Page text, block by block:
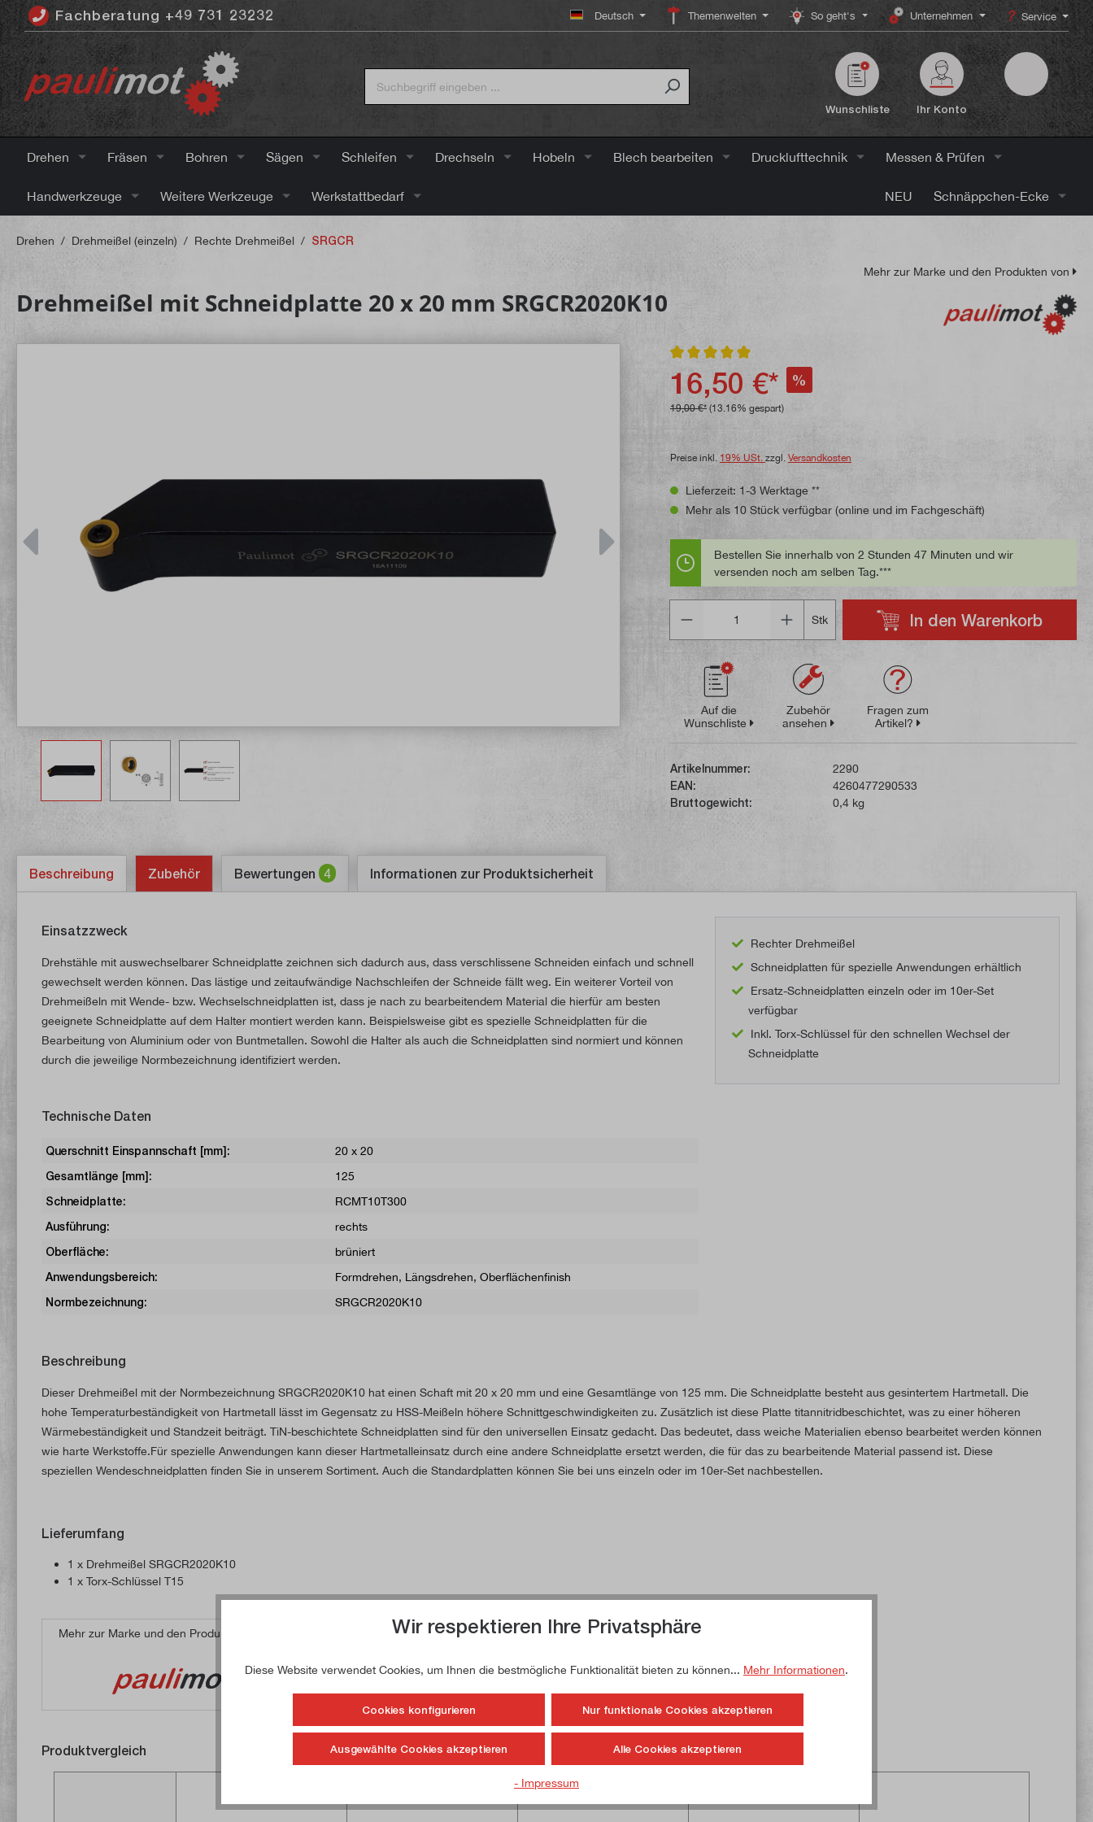
springen
Fachberatung +49 731 23232 Deutsch Themenwelten So geht's Unternehmen Service
Wunschliste Ihr Konto
Drehen Fräsen Bohren Sägen Schleifen Drechseln Hobeln Blech bearbeiten Drucklufttechnik Messen & Prüfen
Handwerkzeuge Weitere Werkzeuge Werkstattbedarf NEU Schnäppchen-Ecke
Drehen / Drehmeißel (einzeln) / Rechte Drehmeißel / SRGCR
Drehmeißel mit Schneidplatte 20 x 20 mm SRGCR2020K10
Mehr zur Marke und den Produkten von
Durchschnittliche Bewertung von 5 von 5 Sternen
16,50 €* %
19,00 €* (13.16% gespart)
Preise inkl. 19% USt. zzgl. Versandkosten
Lieferzeit: 1-3 Werktage **
Mehr als 10 Stück verfügbar (online und im Fachgeschäft)
Bestellen Sie innerhalb von 2 Stunden 47 Minuten und wir
versenden noch am selben Tag.***
Stk
In den Warenkorb
Auf die
Wunschliste
Zubehör
ansehen
Fragen zum
Artikel?
Artikelnummer:
2290
EAN:
4260477290533
Bruttogewicht:
0,4 kg
Beschreibung Zubehör Bewertungen 4 Informationen zur Produktsicherheit
Einsatzzweck
Drehstähle mit auswechselbarer Schneidplatte zeichnen sich dadurch aus, dass verschlissene Schneiden einfach und schnell
gewechselt werden können. Das lästige und zeitaufwändige Nachschleifen der Schneide fällt weg. Ein weiterer Vorteil von
Drehmeißeln mit Wende- bzw. Wechselschneidplatten ist, dass je nach zu bearbeitendem Material die hierfür am besten
geeignete Schneidplatte auf dem Halter montiert werden kann. Beispielsweise gibt es spezielle Schneidplatten für die
Bearbeitung von Aluminium oder von Buntmetallen. Sowohl die Halter als auch die Schneidplatten sind normiert und können
durch die jeweilige Normbezeichnung identifiziert werden.
Technische Daten
Querschnitt Einspannschaft [mm]:
20 x 20
Gesamtlänge [mm]:
125
Schneidplatte:
RCMT10T300
Ausführung:
rechts
Oberfläche:
brüniert
Anwendungsbereich:
Formdrehen, Längsdrehen, Oberflächenfinish
Normbezeichnung:
SRGCR2020K10
Rechter Drehmeißel
Schneidplatten für spezielle Anwendungen erhältlich
Ersatz-Schneidplatten einzeln oder im 10er-Set
verfügbar
Inkl. Torx-Schlüssel für den schnellen Wechsel der
Schneidplatte
Beschreibung
Dieser Drehmeißel mit der Normbezeichnung SRGCR2020K10 hat einen Schaft mit 20 x 20 mm und eine Gesamtlänge von 125 mm. Die Schneidplatte besteht aus gesintertem Hartmetall. Die
hohe Temperaturbeständigkeit von Hartmetall lässt im Gegensatz zu HSS-Meißeln höhere Schnittgeschwindigkeiten zu. Zusätzlich ist diese Platte titannitridbeschichtet, was zu einer höheren
Wärmebeständigkeit und Standzeit beiträgt. TiN-beschichtete Schneidplatten sind für den universellen Einsatz gedacht. Das bedeutet, dass weiche Materialien ebenso bearbeitet werden können
wie harte Werkstoffe.Für spezielle Anwendungen kann dieser Hartmetalleinsatz durch eine andere Schneidplatte ersetzt werden, die für das zu bearbeitende Material passend ist. Diese
speziellen Wendeschneidplatten finden Sie in unserem Sortiment. Auch die Standardplatten können Sie bei uns einzeln oder im 10er-Set nachbestellen.
Lieferumfang
1 x Drehmeißel SRGCR2020K10
1 x Torx-Schlüssel T15
Mehr zur Marke und den Produkten von
Produktvergleich
Wir respektieren Ihre Privatsphäre
Diese Website verwendet Cookies, um Ihnen die bestmögliche Funktionalität bieten zu können... Mehr Informationen.
Cookies konfigurieren Nur funktionale Cookies akzeptieren
Ausgewählte Cookies akzeptieren Alle Cookies akzeptieren
- Impressum